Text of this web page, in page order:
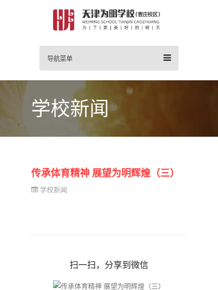
导航菜单
学校新闻
传承体育精神 展望为明辉煌（三）
学校新闻
扫一扫，分享到微信